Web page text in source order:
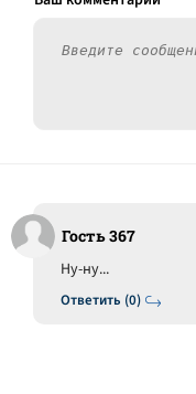
Гость 367
Ответить (0)
Ну-ну...